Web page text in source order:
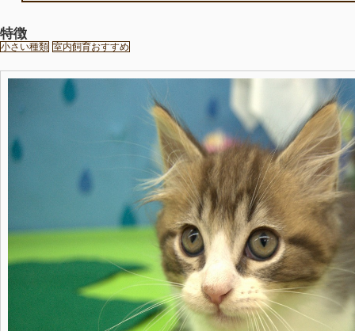
特徴
小さい種類 室内飼育おすすめ